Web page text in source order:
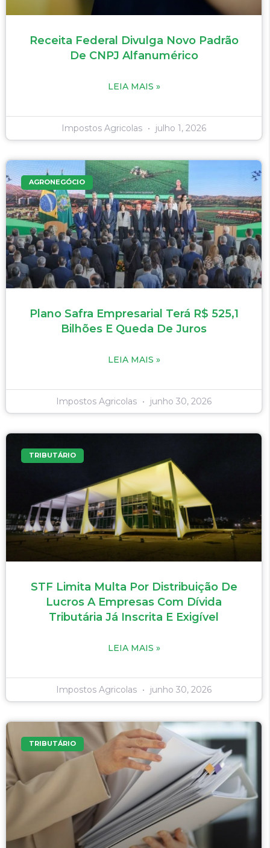
Receita Federal Divulga Novo Padrão
De CNPJ Alfanumérico
LEIA MAIS »
Impostos Agricolas julho 1, 2026
AGRONEGÓCIO
Plano Safra Empresarial Terá R$ 525,1
Bilhões E Queda De Juros
LEIA MAIS »
Impostos Agricolas junho 30, 2026
TRIBUTÁRIO
STF Limita Multa Por Distribuição De
Lucros A Empresas Com Dívida
Tributária Já Inscrita E Exigível
LEIA MAIS »
Impostos Agricolas junho 30, 2026
TRIBUTÁRIO